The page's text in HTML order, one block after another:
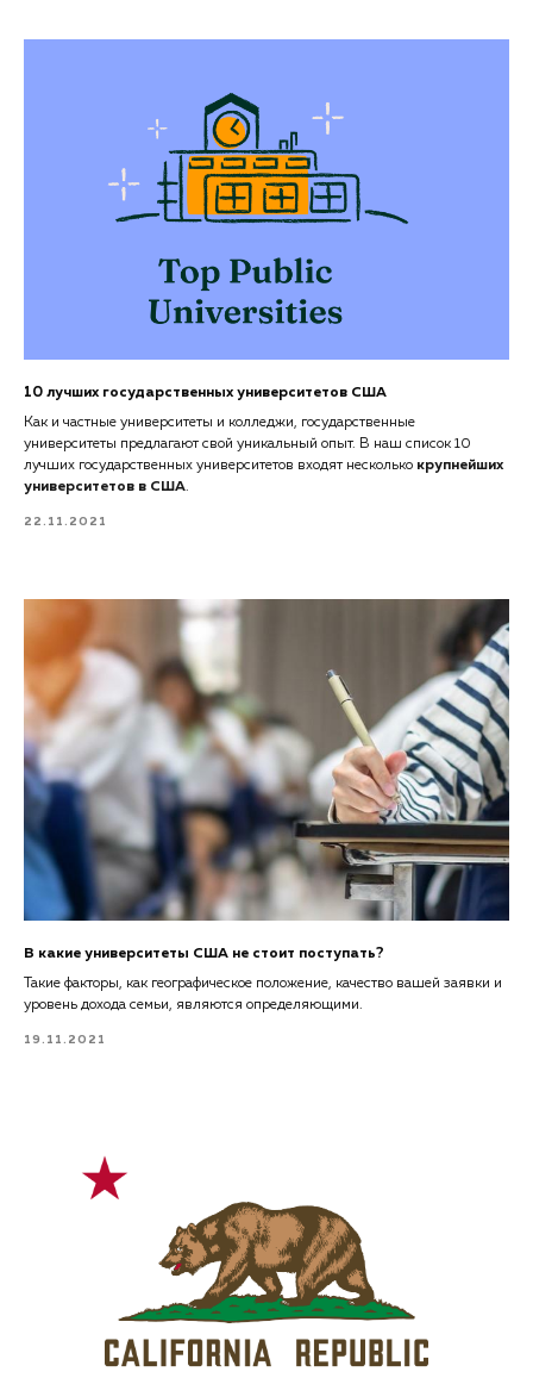
10 лучших государственных университетов США
Как и частные университеты и колледжи, государственные
университеты предлагают свой уникальный опыт. В наш список 10
лучших государственных университетов входят несколько крупнейших
университетов в США.
22.11.2021
В какие университеты США не стоит поступать?
Такие факторы, как географическое положение, качество вашей заявки и
уровень дохода семьи, являются определяющими.
19.11.2021